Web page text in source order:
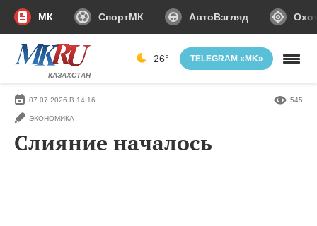
МК СпортМК АвтоВзгляд
КАЗАХСТАН
26° TELEGRAM «MK»
07.07.2026 В 14:16
ЭКОНОМИКА
545
Слияние началось